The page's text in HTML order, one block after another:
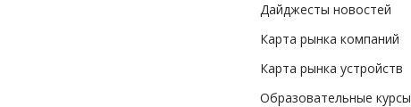
Дайджесты новостей
Карта рынка компаний
Карта рынка устройств
Образовательные курсы